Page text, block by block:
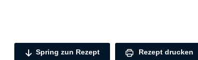
Spring zun Rezept Rezept drucken